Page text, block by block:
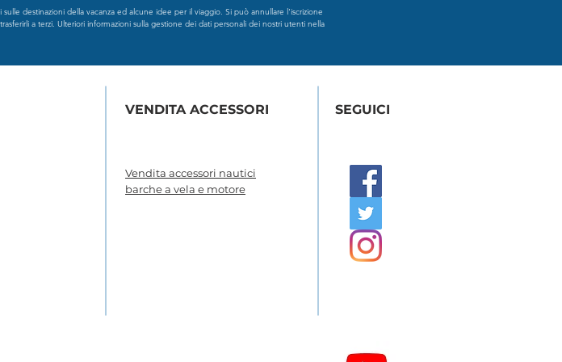
destinazioni della vacanza ed alcune idee per il viaggio. Si può annullare l'iscrizione
a terzi. Ulteriori informazioni sulla gestione dei dati personali dei nostri utenti nella
VENDITA ACCESSORI SEGUICI
Vendita accessori nautici
barche a vela e motore